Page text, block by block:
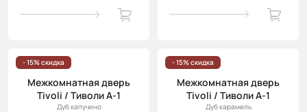
- 15% скидка
Межкомнатная дверь
Tivoli / Тиволи А-1
Дуб капучино
- 15% скидка
Межкомнатная дверь
Tivoli / Тиволи А-1
Дуб карамель